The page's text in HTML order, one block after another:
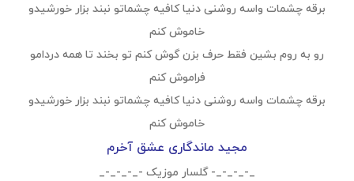
برقه چشمات واسه روشنی دنیا کافیه چشماتو نبند بزار خورشیدو
خاموش کنم
رو به روم بشین فقط حرف بزن گوش کنم تو بخند تا همه دردامو
فراموش کنم
برقه چشمات واسه روشنی دنیا کافیه چشماتو نبند بزار خورشیدو
خاموش کنم
مجید ماندگاری عشق آخرم
_-_-_-_- گلسار موزیک -_-_-_-_